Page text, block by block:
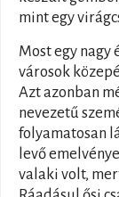
mint egy
Most egy
városok
Azt azonban
nevezetű
folyamatosan
levő
valaki volt,